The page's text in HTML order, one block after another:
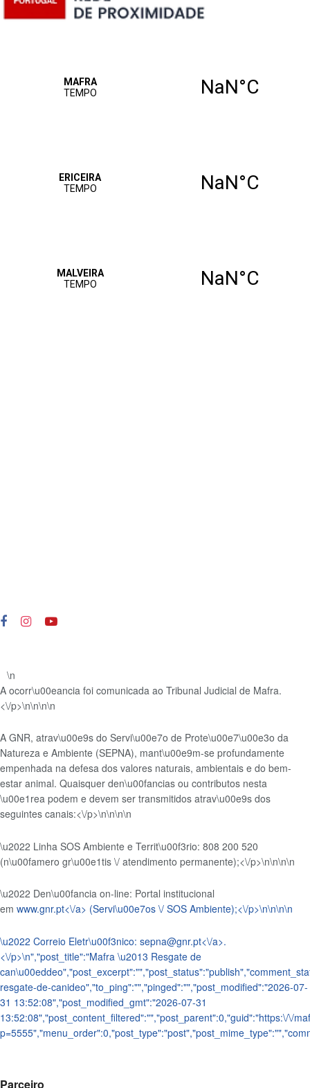
\n
A ocorr\u00eancia foi comunicada ao Tribunal Judicial de Mafra.
<\/p>\n\n\n\n
A GNR, atrav\u00e9s do Servi\u00e7o de Prote\u00e7\u00e3o da
Natureza e Ambiente (SEPNA), mant\u00e9m-se profundamente
empenhada na defesa dos valores naturais, ambientais e do bem-
estar animal. Quaisquer den\u00fancias ou contributos nesta
\u00e1rea podem e devem ser transmitidos atrav\u00e9s dos
seguintes canais:<\/p>\n\n\n\n
\u2022 Linha SOS Ambiente e Territ\u00f3rio: 808 200 520
(n\u00famero gr\u00e1tis \/ atendimento permanente);<\/p>\n\n\n\n
\u2022 Den\u00fancia on-line: Portal institucional
em www.gnr.pt<\/a> (Servi\u00e7os \/ SOS Ambiente);<\/p>\n\n\n\n
\u2022 Correio Eletr\u00f3nico: sepna@gnr.pt<\/a>.
<\/p>\n","post_title":"Mafra \u2013 Resgate de
resgate-de-canideo","to_ping":"","pinged":"","post_modified":"2026-07-
31 13:52:08","post_modified_gmt":"2026-07-31
13:52:08","post_content_filtered":"","post_parent":0,"guid":"https:\/\/
Parceiro